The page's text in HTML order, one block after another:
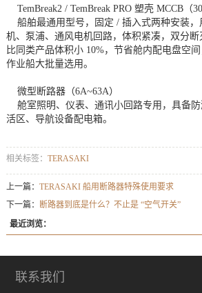
TemBreak2 / TemBreak PRO 塑壳 MCCB（
船舶最通用型号，固定 / 插入式两种安装，
机、泵浦、通风电机回路，体积紧凑，双分
比同类产品体积小 10%，节省舱内配电盘空
作业船大批量选用。
微型断路器（6A~63A）
舱室照明、仪表、通讯小回路专用，具备防
活区、导航设备配电箱。
相关标签： TERASAKI
上一篇： TERASAKI 船用断路器特殊使用要求
下一篇：
断路器到底是什么？不止是 “空气开关”
最近浏览：
联系我们